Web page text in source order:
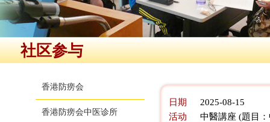
社区参与
香港防痨会
香港防痨会中医诊所
日期
2025-08-15
活动
中醫講座 (題目